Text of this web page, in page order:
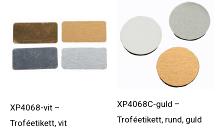
XP4068-vit –
Troféetikett, vit
XP4068C-guld –
Troféetikett, rund, guld